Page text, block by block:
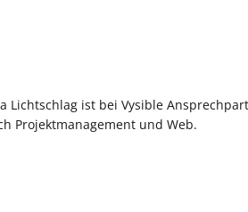
Lichtschlag ist bei Vysible
Projektmanagement und Web.